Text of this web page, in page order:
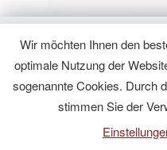
© 2026Hömma, Samma |
Datenschutzerklärung |Back
Wir möchten Ihnen den
optimale Nutzung der
sogenannte Cookies. Durch
stimmen Sie der